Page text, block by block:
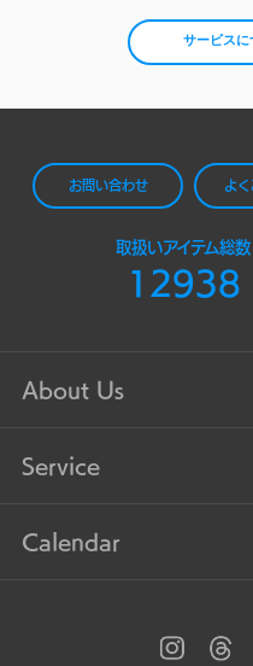
サービスに
お問い合わせ よ
取扱いアイテム総数
12938
About Us
Service
Calendar